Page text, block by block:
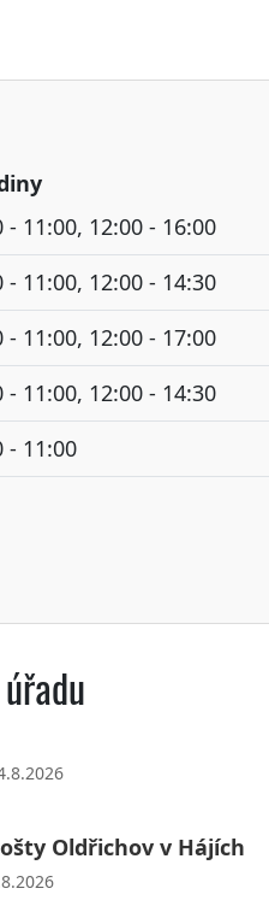
- 11:00, 12:00 - 16:00
- 11:00, 12:00 - 14:30
- 11:00, 12:00 - 17:00
- 11:00, 12:00 - 14:30
- 11:00
Oldřichov v Hájích